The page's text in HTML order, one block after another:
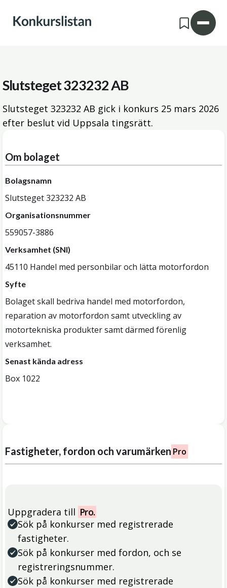
Slutsteget 323232 AB
Slutsteget 323232 AB gick i konkurs 25 mars 2026
efter beslut vid Uppsala tingsrätt.
Om bolaget
Bolagsnamn
Slutsteget 323232 AB
Organisationsnummer
559057-3886
Verksamhet (SNI)
45110 Handel med personbilar och lätta motorfordon
Syfte
Bolaget skall bedriva handel med motorfordon,
reparation av motorfordon samt utveckling av
motortekniska produkter samt därmed förenlig
verksamhet.
Senast kända adress
Box 1022
Fastigheter, fordon och varumärken Pro
Uppgradera till Pro.
Sök på konkurser med registrerade
fastigheter.
Sök på konkurser med fordon, och se
registreringsnummer.
Sök på konkurser med registrerade